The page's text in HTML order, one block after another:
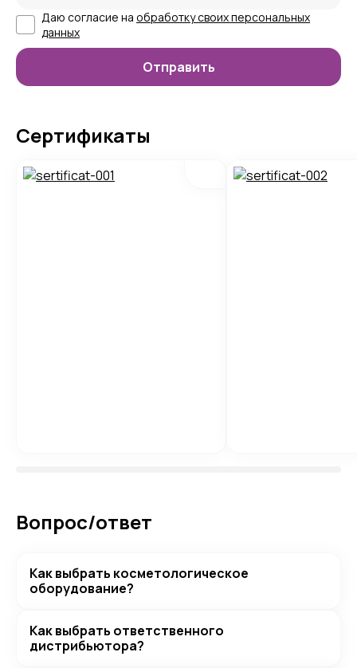
Даю согласие на обработку своих персональных
данных
Сертификаты
Вопрос/ответ
Как выбрать косметологическое
оборудование?
Как выбрать ответственного
дистрибьютора?